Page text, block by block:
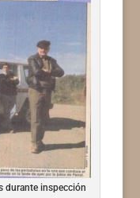
durante inspección